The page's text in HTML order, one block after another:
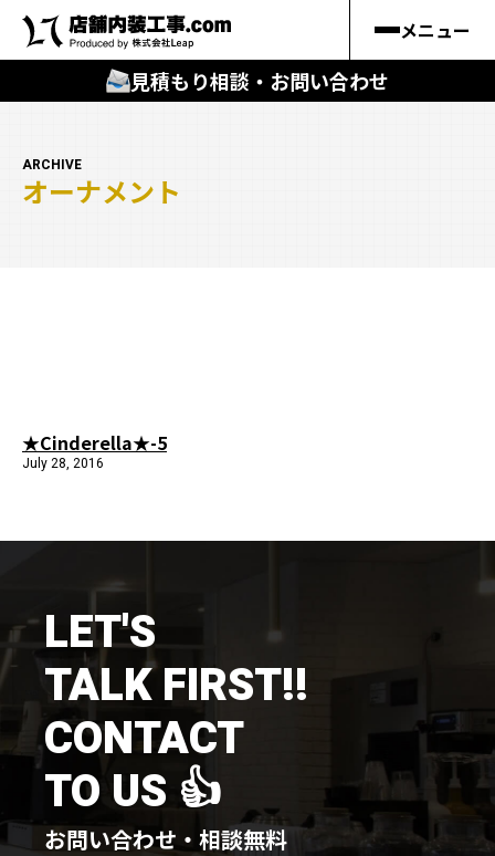
メニュー
見積もり相談・お問い合わせ
キーワードから
はじめての方
店舗内装工事.comの強み
お客様のこえ
採用情報会社概要
ARCHIVE
オーナメント
★Cinderella★-5
July 28, 2016
LET'S
TALK FIRST!!
CONTACT
TO US 👍
お問い合わせ・相談無料